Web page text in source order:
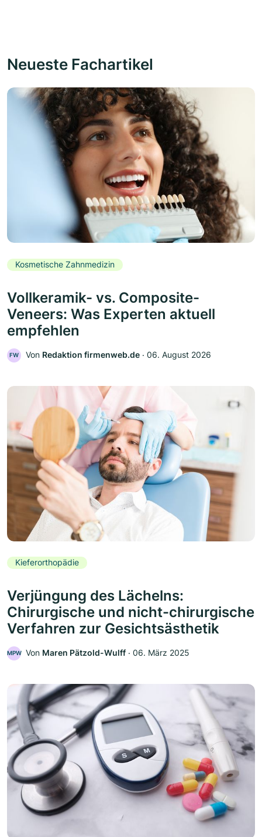
Neueste Fachartikel
Kosmetische Zahnmedizin
Vollkeramik- vs. Composite-
Veneers: Was Experten aktuell
empfehlen
FW Von Redaktion firmenweb.de ‧ 06. August 2026
Kieferorthopädie
Verjüngung des Lächelns:
Chirurgische und nicht-chirurgische
Verfahren zur Gesichtsästhetik
MPW Von Maren Pätzold-Wulff ‧ 06. März 2025